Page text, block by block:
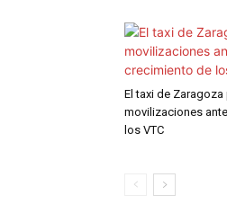
El taxi de Zaragoza
movilizaciones
los VTC